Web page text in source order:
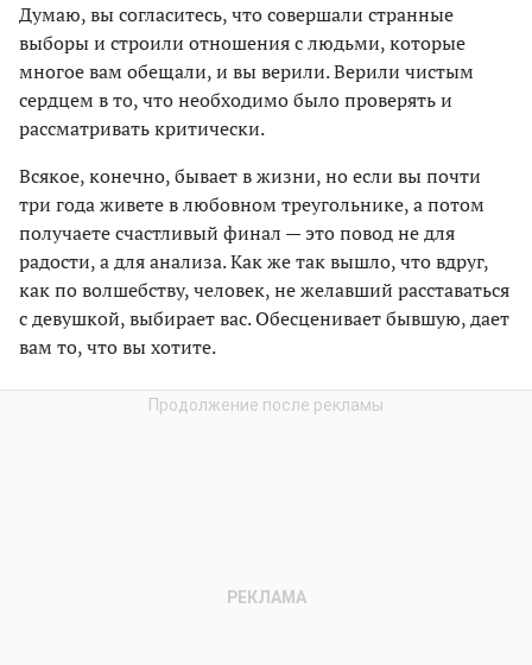
Думаю, вы согласитесь, что совершали странные
выборы и строили отношения с людьми, которые
многое вам обещали, и вы верили. Верили чистым
сердцем в то, что необходимо было проверять и
рассматривать критически.
Всякое, конечно, бывает в жизни, но если вы почти
три года живете в любовном треугольнике, а потом
получаете счастливый финал — это повод не для
радости, а для анализа. Как же так вышло, что вдруг,
как по волшебству, человек, не желавший расставаться
с девушкой, выбирает вас. Обесценивает бывшую, дает
вам то, что вы хотите.